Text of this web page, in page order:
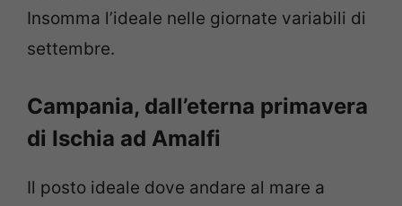
Insomma l’ideale nelle giornate variabili di
settembre.
Campania, dall’eterna primavera
di Ischia ad Amalfi
Il posto ideale dove andare al mare a